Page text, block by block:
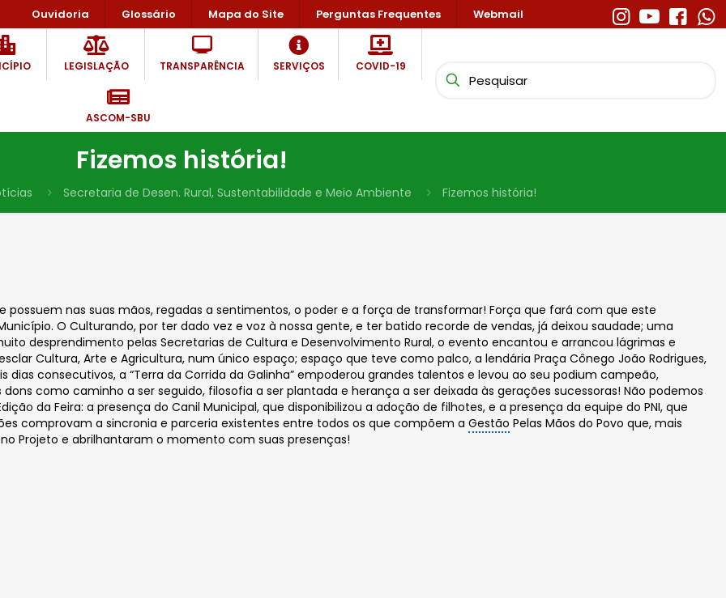
Ouvidoria Glossário Mapa do Site Perguntas Frequentes Webmail
LEGISLAÇÃO TRANSPARÊNCIA SERVIÇOS COVID-19
ASCOM-SBU
Fizemos história!
Secretaria de Desen. Rural, Sustentabilidade e Meio Ambiente Fizemos história!
nas suas mãos, regadas a sentimentos, o poder e a força de transformar! Força que fará com que este
O Culturando, por ter dado vez e voz à nossa gente, e ter batido recorde de vendas, já deixou saudade; uma
desprendimento pelas Secretarias de Cultura e Desenvolvimento Rural, o evento encantou e arrancou lágrimas e
Cultura, Arte e Agricultura, num único espaço; espaço que teve como palco, a lendária Praça Cônego João Rodrigues,
consecutivos, a “Terra da Corrida da Galinha” empoderou grandes talentos e levou ao seu podium campeão,
como caminho a ser seguido, filosofia a ser plantada e herança a ser deixada às gerações sucessoras! Não podemos
da Feira: a presença do Canil Municipal, que disponibilizou a adoção de filhotes, e a presença da equipe do PNI, que
comprovam a sincronia e parceria existentes entre todos os que compõem aGestão Pelas Mãos do Povo que, mais
Projeto e abrilhantaram o momento com suas presenças!